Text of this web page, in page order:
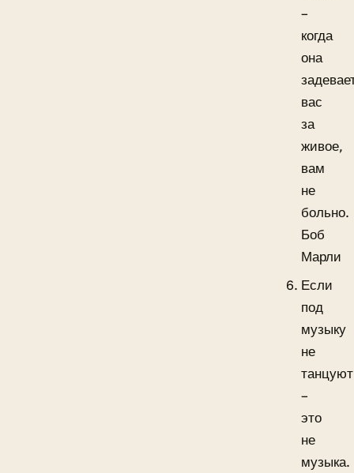
–
когда
она
вас
за
живое,
вам
не
больно.
Боб
Марли
Если
под
музыку
не
танцуют
–
это
не
музыка.